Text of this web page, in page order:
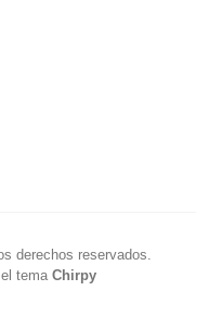
derechos reservados.
tema Chirpy